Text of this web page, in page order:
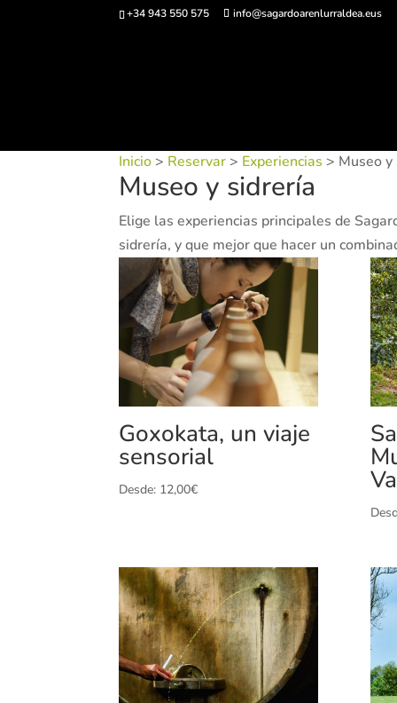
+34 943 550 575 info@sagardoarenlurraldea.eus
Inicio> Reservar> Experiencias > Museo
Museo y sidrería
Elige las experiencias principales de
sidrería, y que mejor que hacer un
Goxokata, un viaje
sensorial
Desde: 12,00€